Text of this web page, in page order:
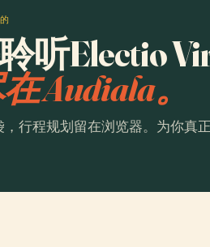
听Electio
Audiala。
行程规划留在浏览器。为你真